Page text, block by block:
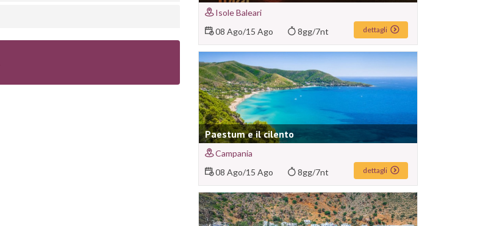
Isole Baleari
08 Ago/15 Ago 8gg/7nt dettagli
Paestum e il cilento
Campania
08 Ago/15 Ago 8gg/7nt dettagli